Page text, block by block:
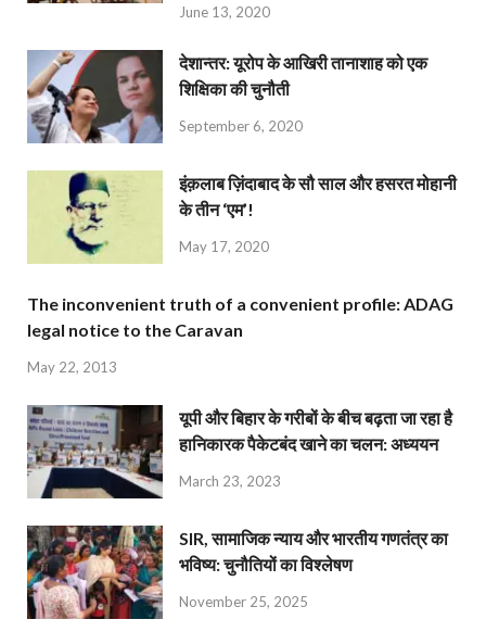
June 13, 2020
देशान्‍तर: यूरोप के आखिरी तानाशाह को एक
शिक्षिका की चुनौती
September 6, 2020
इंक़लाब ज़िंदाबाद के सौ साल और हसरत मोहानी
के तीन ‘एम’!
May 17, 2020
The inconvenient truth of a convenient profile: ADAG
legal notice to the Caravan
May 22, 2013
यूपी और बिहार के गरीबों के बीच बढ़ता जा रहा है
हानिकारक पैकेटबंद खाने का चलन: अध्ययन
March 23, 2023
SIR, सामाजिक न्याय और भारतीय गणतंत्र का
भविष्य: चुनौतियों का विश्लेषण
November 25, 2025